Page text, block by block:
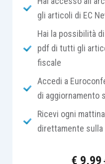
ilDecreto
approvato i nuovi
per mille unitamente
compilazione e
illustrativa
Tenendo conto che
“le disposizioni di cui
che richiamano i
gli articoli di EC
Hai la possibilità
pdf di tutti gli
fiscale
Accedi a
di aggiornamento
Ricevi ogni
direttamente
€ 9,99